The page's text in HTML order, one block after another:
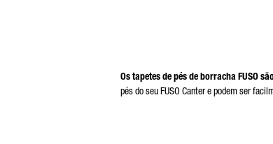
Os tapetes de pés de borracha FUSO
pés do seu FUSO Canter e podem ser